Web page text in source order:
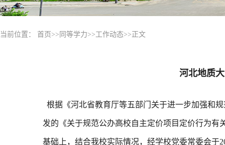
当前位置： 首页 >> 同等学力>>工作动态>> 正文
河北地质
根据《河北省教育厅等五部门关于进一步加强和
发的《关于规范公办高校自主定价项目定价行为有
基础上，结合我校实际情况，经学校党委常委会于